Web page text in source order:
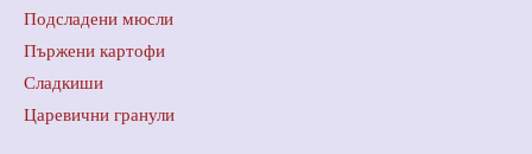
Подсладени мюсли
Пържени картофи
Сладкиши
Царевични гранули